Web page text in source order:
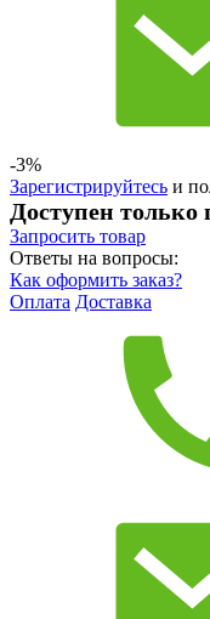
-3%
Зарегистрируйтесь и
Доступен только
Запросить товар
Ответы на вопросы:
Как оформить заказ?
Оплата Доставка